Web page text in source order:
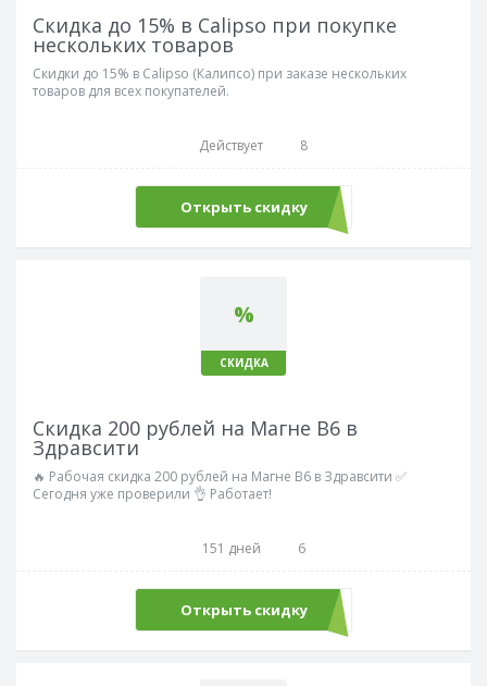
Скидка до 15% в Calipso при покупке
нескольких товаров
Скидки до 15% в Calipso (Калипсо) при заказе нескольких
товаров для всех покупателей.
Действует 8
Открыть скидку
%
СКИДКА
Скидка 200 рублей на Магне В6 в
Здравсити
🔥 Рабочая скидка 200 рублей на Магне В6 в Здравсити ✅
Сегодня уже проверили 👌 Работает!
151 дней 6
Открыть скидку